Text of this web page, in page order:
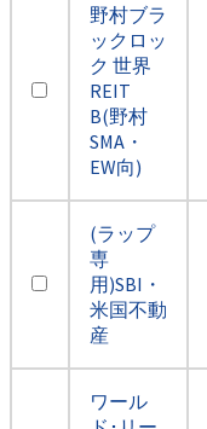
野村ブラ
ックロッ
ク 世界
REIT
B(野村
SMA・
EW向)
(ラップ
専
用)SBI・
米国不動
産
ワール